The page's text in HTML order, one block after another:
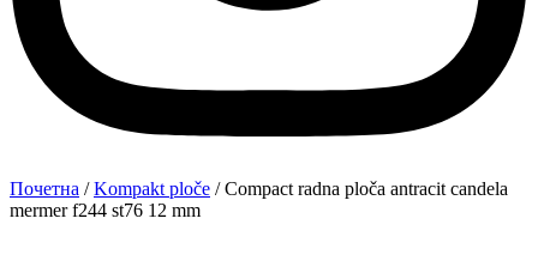
Почетна /Kompakt ploče / Compact radna ploča antracit candela
mermer f244 st76 12 mm